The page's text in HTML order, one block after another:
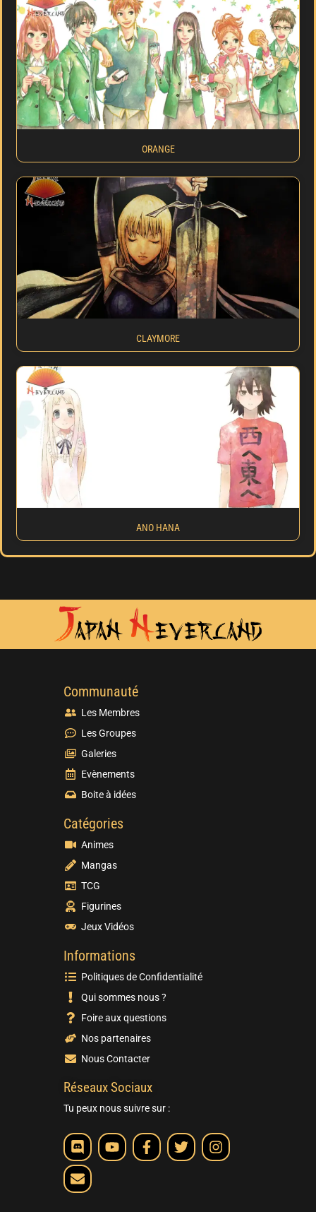
ORANGE
CLAYMORE
ANO HANA
Communauté
Les Membres
Les Groupes
Galeries
Evènements
Boite à idées
Catégories
Animes
Mangas
TCG
Figurines
Jeux Vidéos
Informations
Politiques de Confidentialité
Qui sommes nous ?
Foire aux questions
Nos partenaires
Nous Contacter
Réseaux Sociaux
Tu peux nous suivre sur :